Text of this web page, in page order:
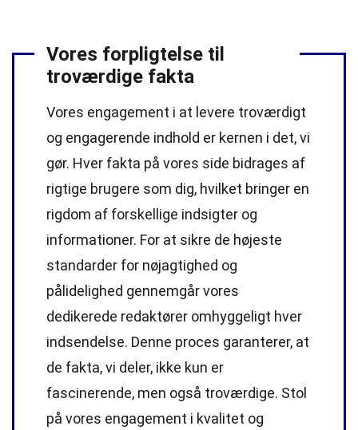
Vores forpligtelse til
troværdige fakta
Vores engagement i at levere troværdigt
og engagerende indhold er kernen i det, vi
gør. Hver fakta på vores side bidrages af
rigtige brugere som dig, hvilket bringer en
rigdom af forskellige indsigter og
informationer. For at sikre de højeste
standarder for nøjagtighed og
pålidelighed gennemgår vores
dedikerede redaktører omhyggeligt hver
indsendelse. Denne proces garanterer, at
de fakta, vi deler, ikke kun er
fascinerende, men også troværdige. Stol
på vores engagement i kvalitet og